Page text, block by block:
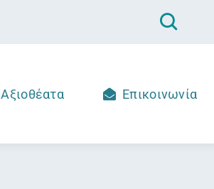
Αξιοθέατα Επικοινωνία